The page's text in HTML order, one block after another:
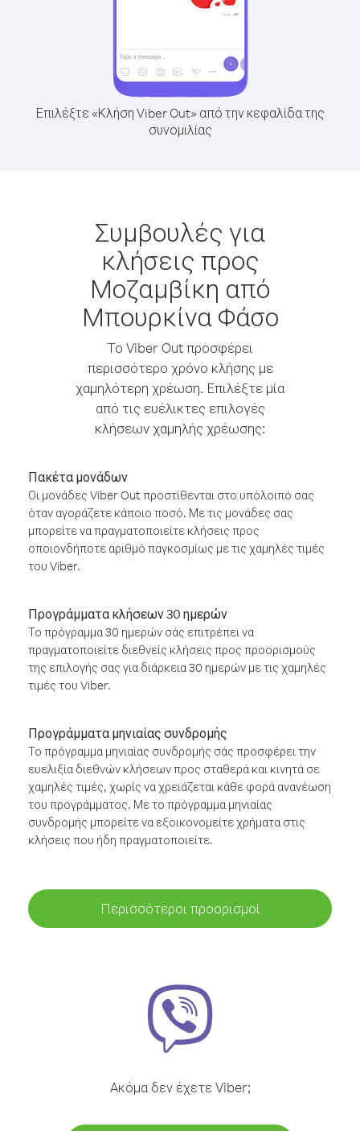
Επιλέξτε «Κλήση Viber Out» από την κεφαλίδα της
συνομιλίας
Συμβουλές για
κλήσεις προς
Μοζαμβίκη από
Μπουρκίνα Φάσο
Το Viber Out προσφέρει
περισσότερο χρόνο κλήσης με
χαμηλότερη χρέωση. Επιλέξτε μία
από τις ευέλικτες επιλογές
κλήσεων χαμηλής χρέωσης:
Πακέτα μονάδων
Οι μονάδες Viber Out προστίθενται στο υπόλοιπό σας
όταν αγοράζετε κάποιο ποσό. Με τις μονάδες σας
μπορείτε να πραγματοποιείτε κλήσεις προς
οποιονδήποτε αριθμό παγκοσμίως με τις χαμηλές τιμές
του Viber.
Προγράμματα κλήσεων 30 ημερών
Το πρόγραμμα 30 ημερών σάς επιτρέπει να
πραγματοποιείτε διεθνείς κλήσεις προς προορισμούς
της επιλογής σας για διάρκεια 30 ημερών με τις χαμηλές
τιμές του Viber.
Προγράμματα μηνιαίας συνδρομής
Το πρόγραμμα μηνιαίας συνδρομής σάς προσφέρει την
ευελιξία διεθνών κλήσεων προς σταθερά και κινητά σε
χαμηλές τιμές, χωρίς να χρειάζεται κάθε φορά ανανέωση
του προγράμματος. Με το πρόγραμμα μηνιαίας
συνδρομής μπορείτε να εξοικονομείτε χρήματα στις
κλήσεις που ήδη πραγματοποιείτε.
Περισσότεροι προορισμοί
Ακόμα δεν έχετε Viber;